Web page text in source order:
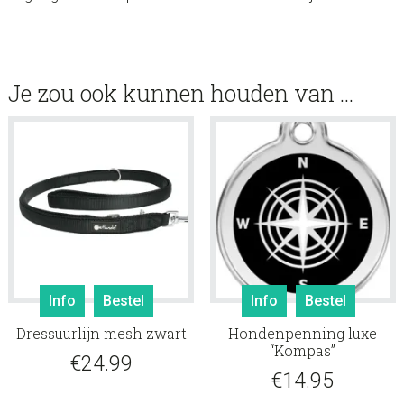
Je zou ook kunnen houden van …
Info Bestel
Dit
heeft
Dressuurlijn mesh zwart
€24.99
Info Bestel
Hondenpenning luxe
“Kompas”
€14.95